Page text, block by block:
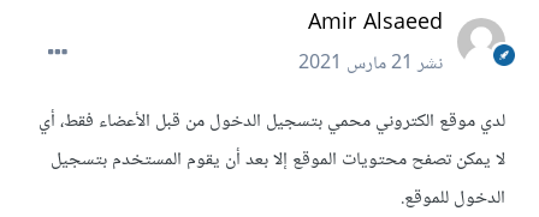
Amir Alsaeed
نشر21 مارس 2021
لدي موقع الكتروني محمي بتسجيل الدخول من قبل الأعضاء فقط، أي
لا يمكن تصفح محتويات الموقع إلا بعد أن يقوم المستخدم بتسجيل
الدخول للموقع.